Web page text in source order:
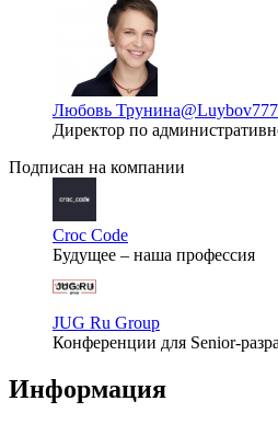
Любовь Трунина@Luybov777
Директор по
Подписан на компании
Croc Code
Будущее – наша профессия
JUG Ru Group
Конференции для Senior-
Информация